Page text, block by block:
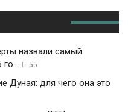
назвали самый
55
Дуная: для чего она это